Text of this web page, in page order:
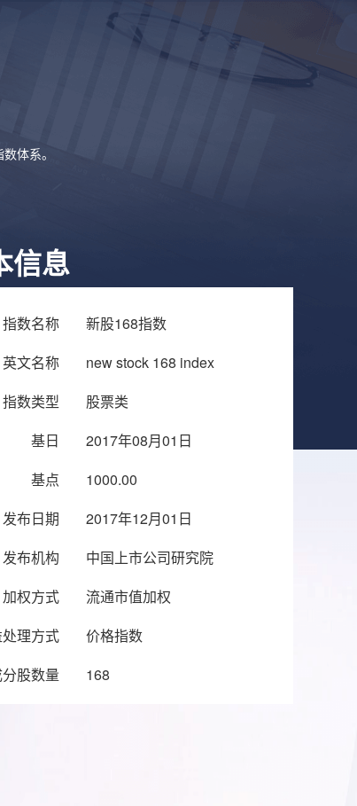
体系。
信息
指数名称
新股168指数
英文名称
new stock 168 index
指数类型
股票类
基日
2017年08月01日
基点
1000.00
发布日期
2017年12月01日
发布机构
中国上市公司研究院
加权方式
流通市值加权
理方式
价格指数
股数量
168